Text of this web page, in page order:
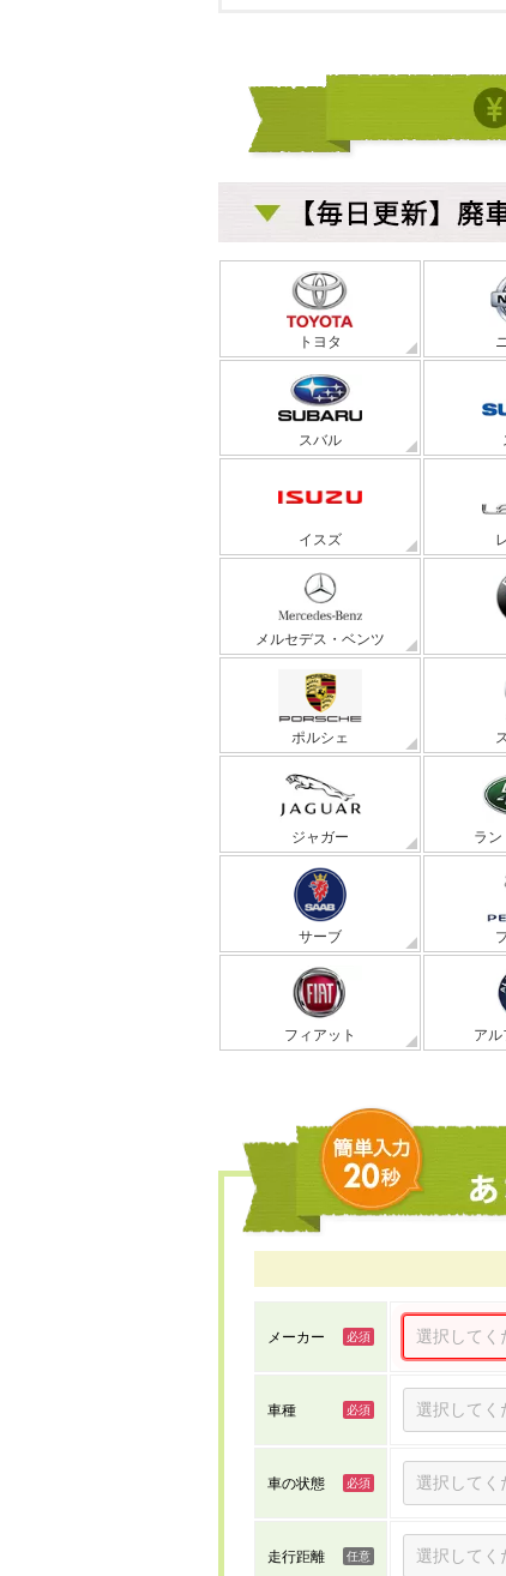
トヨタ
スバル
イスズ
メルセデス・ベンツ
ポルシェ
ジャガー ラン
サーブ
フィアット アル
メーカー
車種
車の状態
走行距離